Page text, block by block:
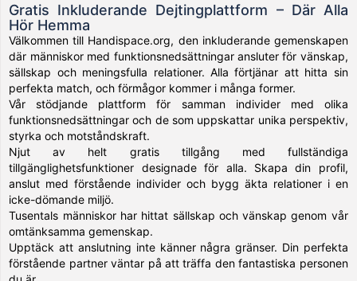
Gratis Inkluderande Dejtingplattform – Där Alla
Hör Hemma
Välkommen till Handispace.org, den inkluderande gemenskapen
där människor med funktionsnedsättningar ansluter för vänskap,
sällskap och meningsfulla relationer. Alla förtjänar att hitta sin
perfekta match, och förmågor kommer i många former.
Vår stödjande plattform för samman individer med olika
funktionsnedsättningar och de som uppskattar unika perspektiv,
styrka och motståndskraft.
Njut av helt gratis tillgång med fullständiga
tillgänglighetsfunktioner designade för alla. Skapa din profil,
anslut med förstående individer och bygg äkta relationer i en
icke-dömande miljö.
Tusentals människor har hittat sällskap och vänskap genom vår
omtänksamma gemenskap.
Upptäck att anslutning inte känner några gränser. Din perfekta
förstående partner väntar på att träffa den fantastiska personen